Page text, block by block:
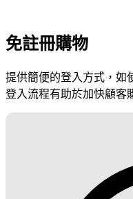
免註冊購物
提供簡便的登入方式，如
登入流程有助於加快顧客